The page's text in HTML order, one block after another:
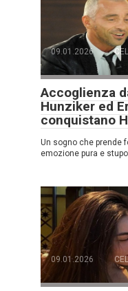
09.01.2026
Accoglienza
Hunziker ed
conquistano
Un sogno che prende
emozione pura e
09.01.2026